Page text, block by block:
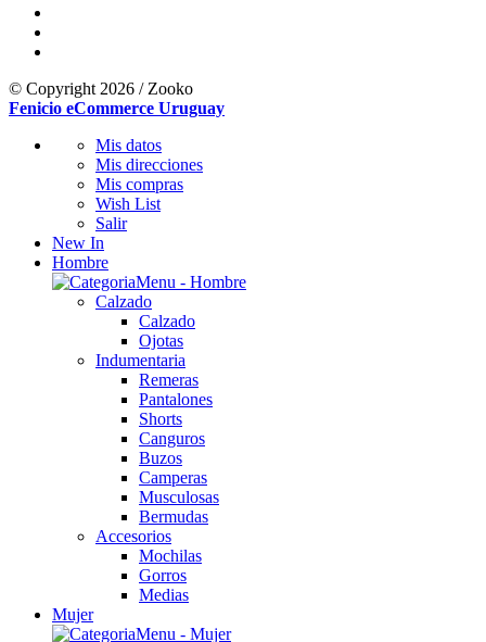
© Copyright 2026 / Zooko
Fenicio eCommerce Uruguay
Mis datos
Mis direcciones
Mis compras
Wish List
Salir
New In
Hombre
Calzado
Calzado
Ojotas
Indumentaria
Remeras
Pantalones
Shorts
Canguros
Buzos
Camperas
Musculosas
Bermudas
Accesorios
Mochilas
Gorros
Medias
Mujer